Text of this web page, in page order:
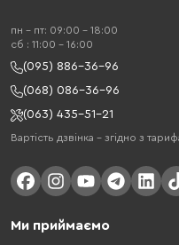
пн - пт: 09:00 - 18:00
cб : 11:00 - 16:00
(095) 886-36-96
(068) 086-36-96
(063) 435-51-21
Вартість дзвінка – згідно з
Ми приймаємо